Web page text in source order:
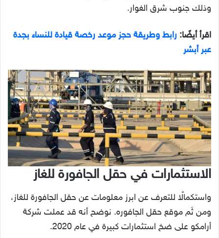
وذلك جنوب شرق الغوار.
اقرأ أيضًا: رابط وطريقة حجز موعد رخصة قيادة للنساء بجدة
عبر أبشر
الاستثمارات في حقل الجافورة للغاز
واستكمالًا للتعرف عن ابرز معلومات عن حقل الجافورة للغاز،
ومن ثَم موقع حقل الجافوره. نوضح أنه قد عملت شركة
أرامكو على ضخ استثمارات كبيرة في عام 2020.